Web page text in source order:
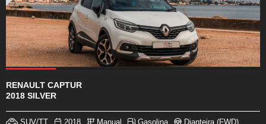
RENAULT CAPTUR
2018 SILVER
SUV/TT 2018 Manual Gasolina Dianteira (FWD)